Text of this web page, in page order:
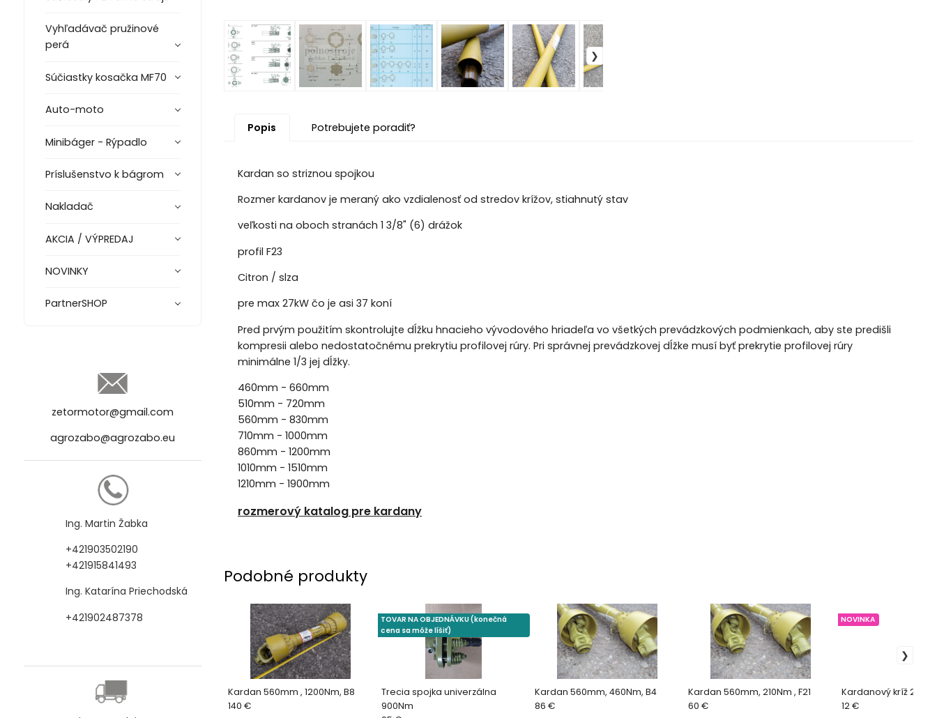
Vyhľadávač pružinové
perá
Súčiastky kosačka MF70
Auto-moto
Minibáger - Rýpadlo
Príslušenstvo k bágrom
Nakladač
AKCIA / VÝPREDAJ
NOVINKY
PartnerSHOP
zetormotor@gmail.com
agrozabo@agrozabo.eu
Ing. Martin Žabka
+421903502190
+421915841493
Ing. Katarína Priechodská
+421902487378
Popis Potrebujete poradiť?
Kardan so striznou spojkou
Rozmer kardanov je meraný ako vzdialenosť od stredov krížov, stiahnutý stav
veľkosti na oboch stranách 1 3/8" (6) drážok
profil F23
Citron / slza
pre max 27kW čo je asi 37 koní
Pred prvým použitím skontrolujte dĺžku hnacieho vývodového hriadeľa vo všetkých prevádzkových podmienkach, aby ste predišli
kompresii alebo nedostatočnému prekrytiu profilovej rúry. Pri správnej prevádzkovej dĺžke musí byť prekrytie profilovej rúry
minimálne 1/3 jej dĺžky.
460mm - 660mm
510mm - 720mm
560mm - 830mm
710mm - 1000mm
860mm - 1200mm
1010mm - 1510mm
1210mm - 1900mm
rozmerový katalog pre kardany
Podobné produkty
Kardan 560mm , 1200Nm, B8
140 €
Trecia spojka univerzálna
900Nm
TOVAR NA OBJEDNÁVKU (konečná
cena sa môže líšiť)
Kardan 560mm, 460Nm, B4
86 €
Kardan 560mm, 210Nm , F21
60 €
Kardanový kríž
NOVINKA
12 €